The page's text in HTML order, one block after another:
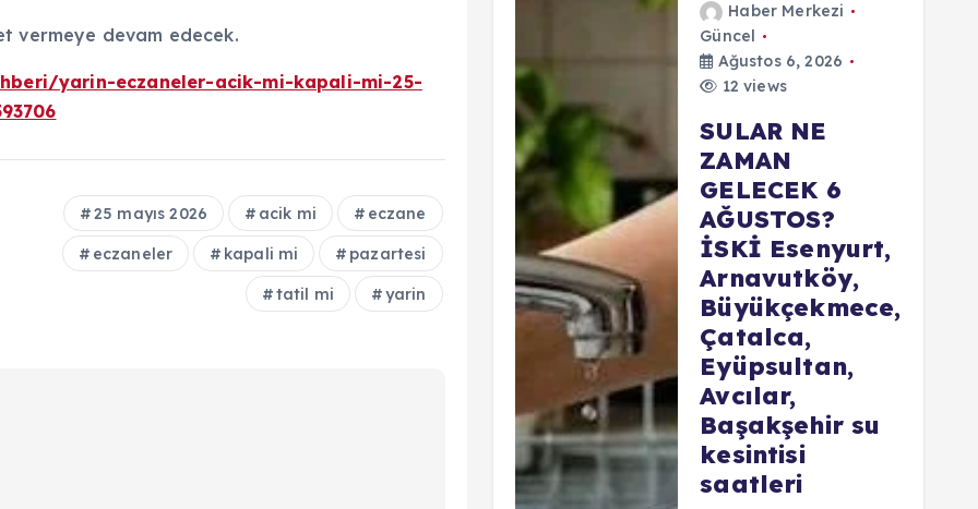
vermeye devam edecek.
yarin-eczaneler-acik-mi-kapali-mi-25-
25 mayıs 2026 acik mi eczane
eczaneler kapali mi pazartesi
tatil mi yarin
Haber Merkezi
Güncel
Ağustos 6, 2026
12 views
SULAR NE
ZAMAN
GELECEK 6
AĞUSTOS?
İSKİ Esenyurt,
Arnavutköy,
Büyükçekmece,
Çatalca,
Eyüpsultan,
Avcılar,
Başakşehir su
kesintisi
saatleri